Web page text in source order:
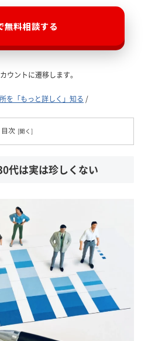
無料相談する
ウントに遷移します。
を「もっと詳しく」知る /
目次
代は実は珍しくない